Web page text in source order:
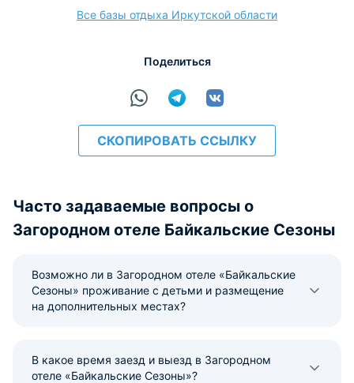
расчёт
Все базы отдыха Иркутской области
Поделиться
СКОПИРОВАТЬ ССЫЛКУ
Часто задаваемые вопросы о
Загородном отеле Байкальские Сезоны
Возможно ли в Загородном отеле «Байкальские
Сезоны» проживание с детьми и размещение
на дополнительных местах?
В какое время заезд и выезд в Загородном
отеле «Байкальские Сезоны»?